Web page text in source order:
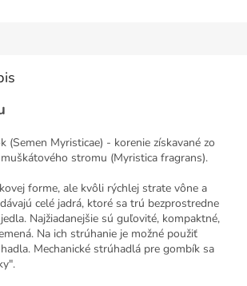
(Semen Myristicae) - korenie získavané zo
stromu (Myristica fragrans).
forme, ale kvôli rýchlej strate vône a
celé jadrá, ktoré sa trú bezprostredne
Najžiadanejšie sú guľovité, kompaktné,
Na ich strúhanie je možné použiť
Mechanické strúhadlá pre gombík sa